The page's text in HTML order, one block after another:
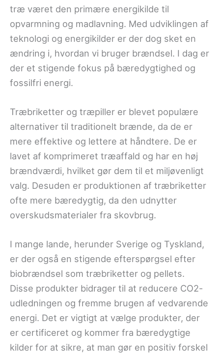
træ været den primære energikilde til
opvarmning og madlavning. Med udviklingen af
teknologi og energikilder er der dog sket en
ændring i, hvordan vi bruger brændsel. I dag er
der et stigende fokus på bæredygtighed og
fossilfri energi.
Træbriketter og træpiller er blevet populære
alternativer til traditionelt brænde, da de er
mere effektive og lettere at håndtere. De er
lavet af komprimeret træaffald og har en høj
brændværdi, hvilket gør dem til et miljøvenligt
valg. Desuden er produktionen af træbriketter
ofte mere bæredygtig, da den udnytter
overskudsmaterialer fra skovbrug.
I mange lande, herunder Sverige og Tyskland,
er der også en stigende efterspørgsel efter
biobrændsel som træbriketter og pellets.
Disse produkter bidrager til at reducere CO2-
udledningen og fremme brugen af vedvarende
energi. Det er vigtigt at vælge produkter, der
er certificeret og kommer fra bæredygtige
kilder for at sikre, at man gør en positiv forskel